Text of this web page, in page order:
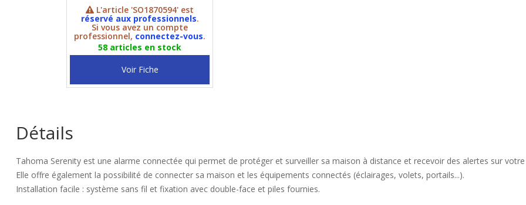
L'article 'SO1870594' est
réservé aux professionnels.
Si vous avez un compte
professionnel, connectez-vous.
58 articles en stock
Voir Fiche
Détails
Tahoma Serenity est une alarme connectée qui permet de protéger et surveiller sa maison à distance et recevoir des alertes sur
Elle offre également la possibilité de connecter sa maison et les équipements connectés (éclairages, volets, portails...).
Installation facile : système sans fil et fixation avec double-face et piles fournies.